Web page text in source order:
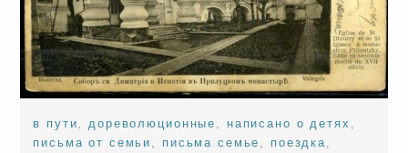
в пути дореволюционные написано о детях
письма от семьи
письма семье поездка